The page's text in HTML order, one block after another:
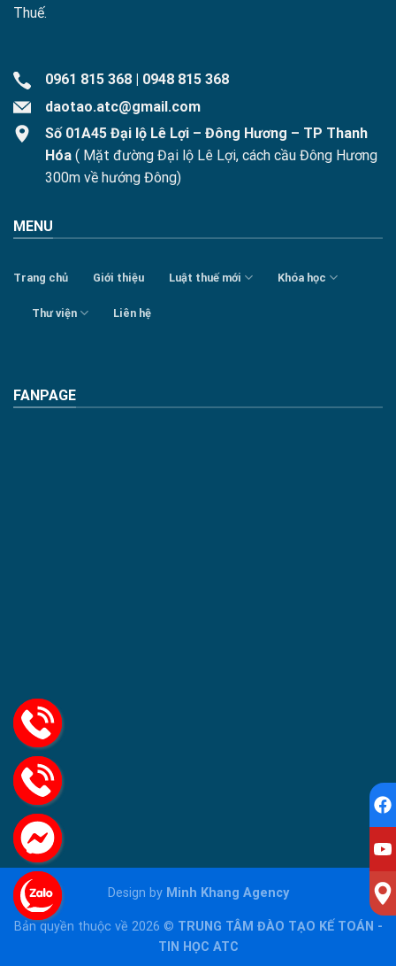
Thuế.
0961 815 368
0948 815 368
daotao.atc@gmail.com
Số 01A45 Đại lộ Lê Lợi – Đông Hương – TP Thanh
Hóa ( Mặt đường Đại lộ Lê Lợi, cách cầu Đông Hương
300m về hướng Đông)
MENU
Trang chủ Giới thiệu Luật thuế mới Khóa học
Thư viện Liên hệ
FANPAGE
Design by Minh Khang Agency
Bản quyền thuộc về 2026 © TRUNG TÂM ĐÀO TẠO KẾ TOÁN -
TIN HỌC ATC